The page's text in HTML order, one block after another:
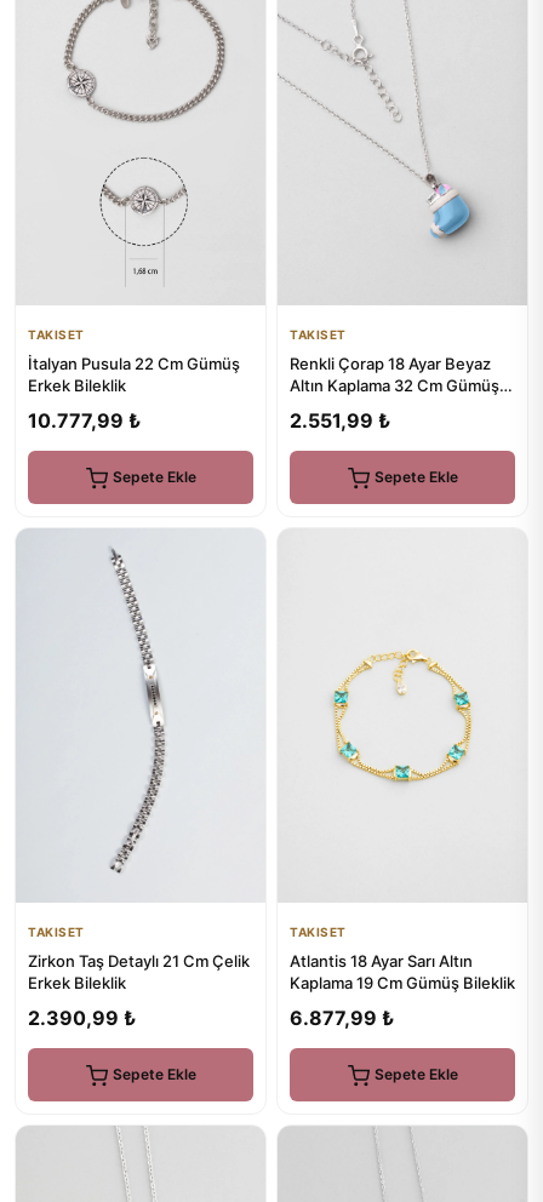
TAKISET
İtalyan Pusula 22 Cm Gümüş
Erkek Bileklik
10.777,99 ₺
Sepete Ekle
TAKISET
Renkli Çorap 18 Ayar Beyaz
Altın Kaplama 32 Cm Gümüş
2.551,99 ₺
Sepete Ekle
TAKISET
Zirkon Taş Detaylı 21 Cm Çelik
Erkek Bileklik
2.390,99 ₺
Sepete Ekle
TAKISET
Atlantis 18 Ayar Sarı Altın
Kaplama 19 Cm Gümüş Bileklik
6.877,99 ₺
Sepete Ekle